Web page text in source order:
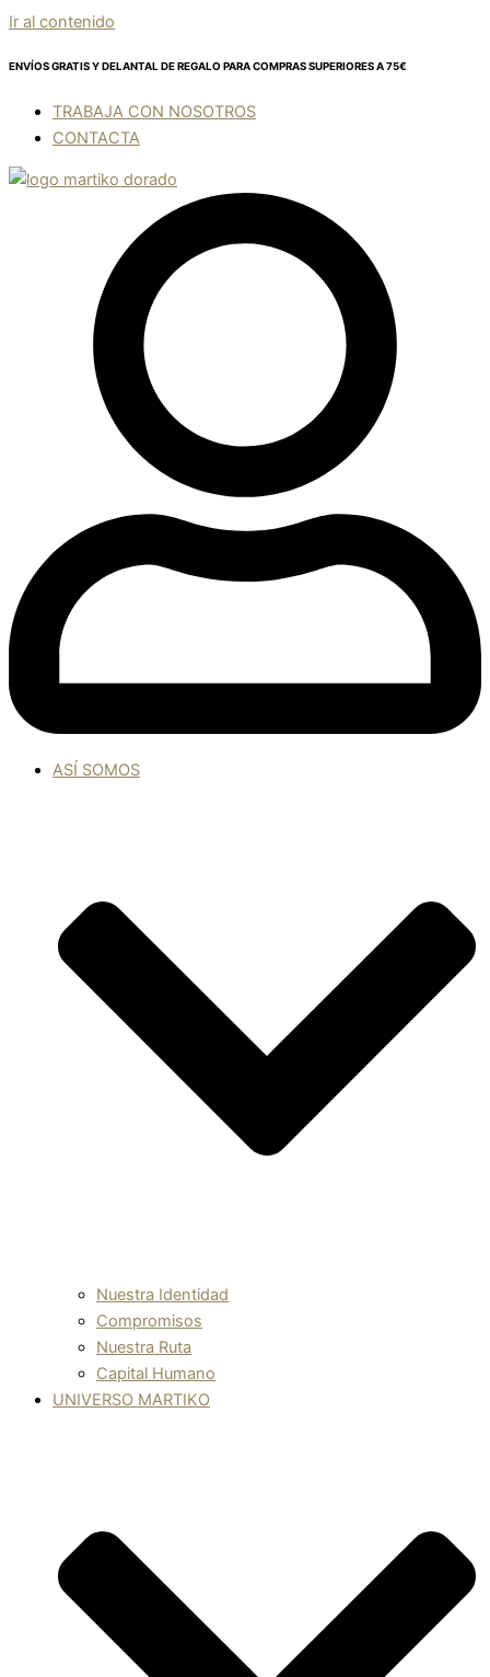
Ir al contenido
ENVÍOS GRATIS Y DELANTAL DE REGALO PARA COMPRAS SUPERIORES A 75€
TRABAJA CON NOSOTROS
CONTACTA
ASÍ SOMOS
Nuestra Identidad
Compromisos
Nuestra Ruta
Capital Humano
UNIVERSO MARTIKO